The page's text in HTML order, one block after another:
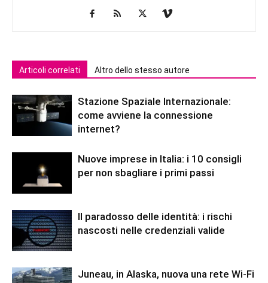
Articoli correlati Altro dello stesso autore
Stazione Spaziale Internazionale:
come avviene la connessione
internet?
Nuove imprese in Italia: i 10 consigli
per non sbagliare i primi passi
Il paradosso delle identità: i rischi
nascosti nelle credenziali valide
Juneau, in Alaska, nuova una rete Wi-Fi